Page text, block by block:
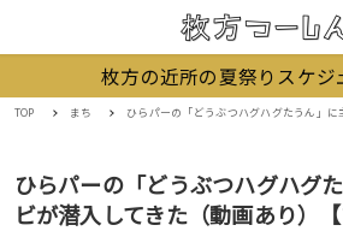
枚方の近所の夏祭りスケジ
TOP まち ひらパーの「どうぶつハグハグたうん」に主婦コンビが
ひらパーの「どうぶつハグハグ
ビが潜入してきた（動画あり）【